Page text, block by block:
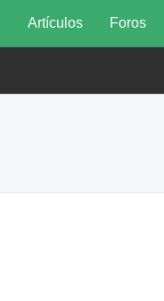
Artículos Foros